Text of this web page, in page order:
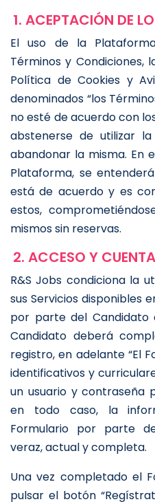
1. ACEPTACIÓN DE
El uso de la
Términos y Condiciones,
Política de Cookies y
denominados “los
no esté de acuerdo con
abstenerse de utilizar
abandonar la misma. En
Plataforma, se
está de acuerdo y es
estos,
mismos sin reservas.
2. ACCESO Y
R&S Jobs condiciona la
sus Servicios disponibles
por parte del Candidato
Candidato deberá
registro, en adelante “El
identificativos y
un usuario y contraseña
en todo caso, la
Formulario por parte
veraz, actual y completa.
Una vez completado el
pulsar el botón